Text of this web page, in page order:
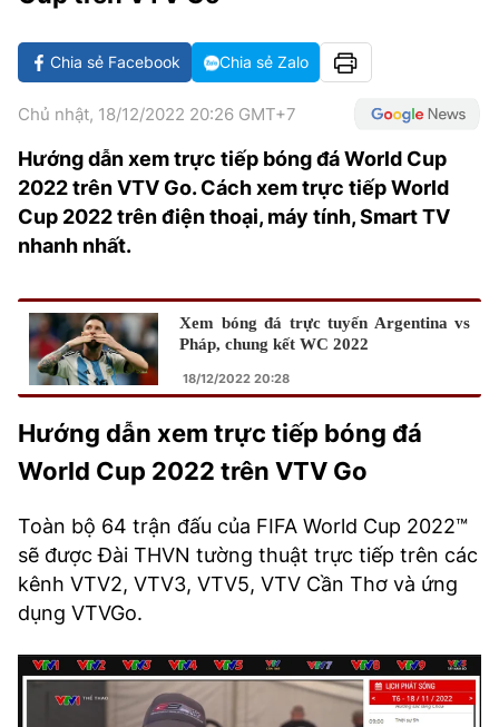
GOLF
CÁC CÚP CHÂU ÂU
BẢNG XẾP HẠNG
VĂN HÓA
GIẢI TRÍ
DIỄN ĐÀN
CÔNG NGHIỆP VĂN HÓA
NHỊP ĐẬP SỨC KHỎE
X-QUANG TIN ĐỒN
VIẾT LẠI ƯỚC MƠ
GIẢI TRÍ
PHIM
ÂM NHẠC
KBIZ
DU LỊCH
TIN TỨC
ĐIỂM ĐẾN
ẢNH
ẨM THỰC
TƯ VẤN
THẾ GIỚI SAO
HIGHTECH
TIÊU ĐIỂM - SPOTLIGHT
INFOGRAPHIC
E-MAGAZINE
ẢNH
BÁO GIẤY
TRA CỨU PHƯỜNG XÃ
CỐNG HIẾN
BÙI XUÂN PHÁI
TIỆN ÍCH
LIÊN HỆ QUẢNG CÁO
Chia sẻ Facebook Chia sẻ Zalo
Chủ nhật, 18/12/2022 20:26 GMT+7
Hướng dẫn xem trực tiếp bóng đá World Cup
2022 trên VTV Go. Cách xem trực tiếp World
Cup 2022 trên điện thoại, máy tính, Smart TV
nhanh nhất.
Xem bóng đá trực tuyến Argentina vs
Pháp, chung kết WC 2022
18/12/2022 20:28
Hướng dẫn xem trực tiếp bóng đá
World Cup 2022 trên VTV Go
Toàn bộ 64 trận đấu của FIFA World Cup 2022™
sẽ được Đài THVN tường thuật trực tiếp trên các
kênh VTV2, VTV3, VTV5, VTV Cần Thơ và ứng
dụng VTVGo.